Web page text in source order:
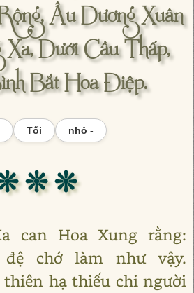
Âu Dương Xuân
Dưới Cầu Thấp,
Bắt Hoa Điệp.
Tối nhỏ -
❊ ❊
can Hoa Xung rằng:
đệ chớ làm như vậy.
hạ thiếu chi người